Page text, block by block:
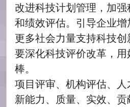
改进科技计划管理，加
和绩效评估。引导企业
更多社会力量支持科技创
要深化科技评价改革，
棒。
项目评审、机构评估、
新能力、质量、实效、贡